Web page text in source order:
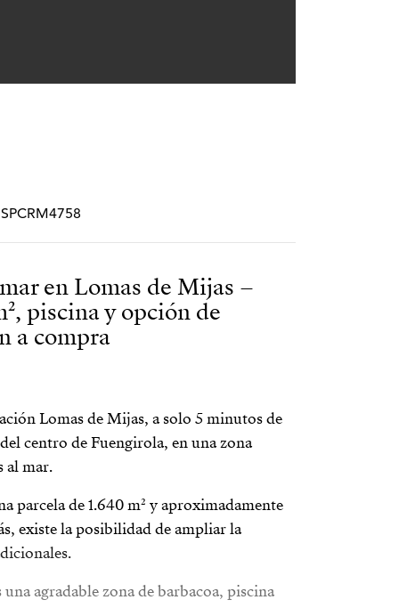
en Lomas de Mijas –
piscina y opción de
a compra
Lomas de Mijas, a solo 5 minutos de
centro de Fuengirola, en una zona
al mar.
parcela de 1.640 m² y aproximadamente
existe la posibilidad de ampliar la
agradable zona de barbacoa, piscina